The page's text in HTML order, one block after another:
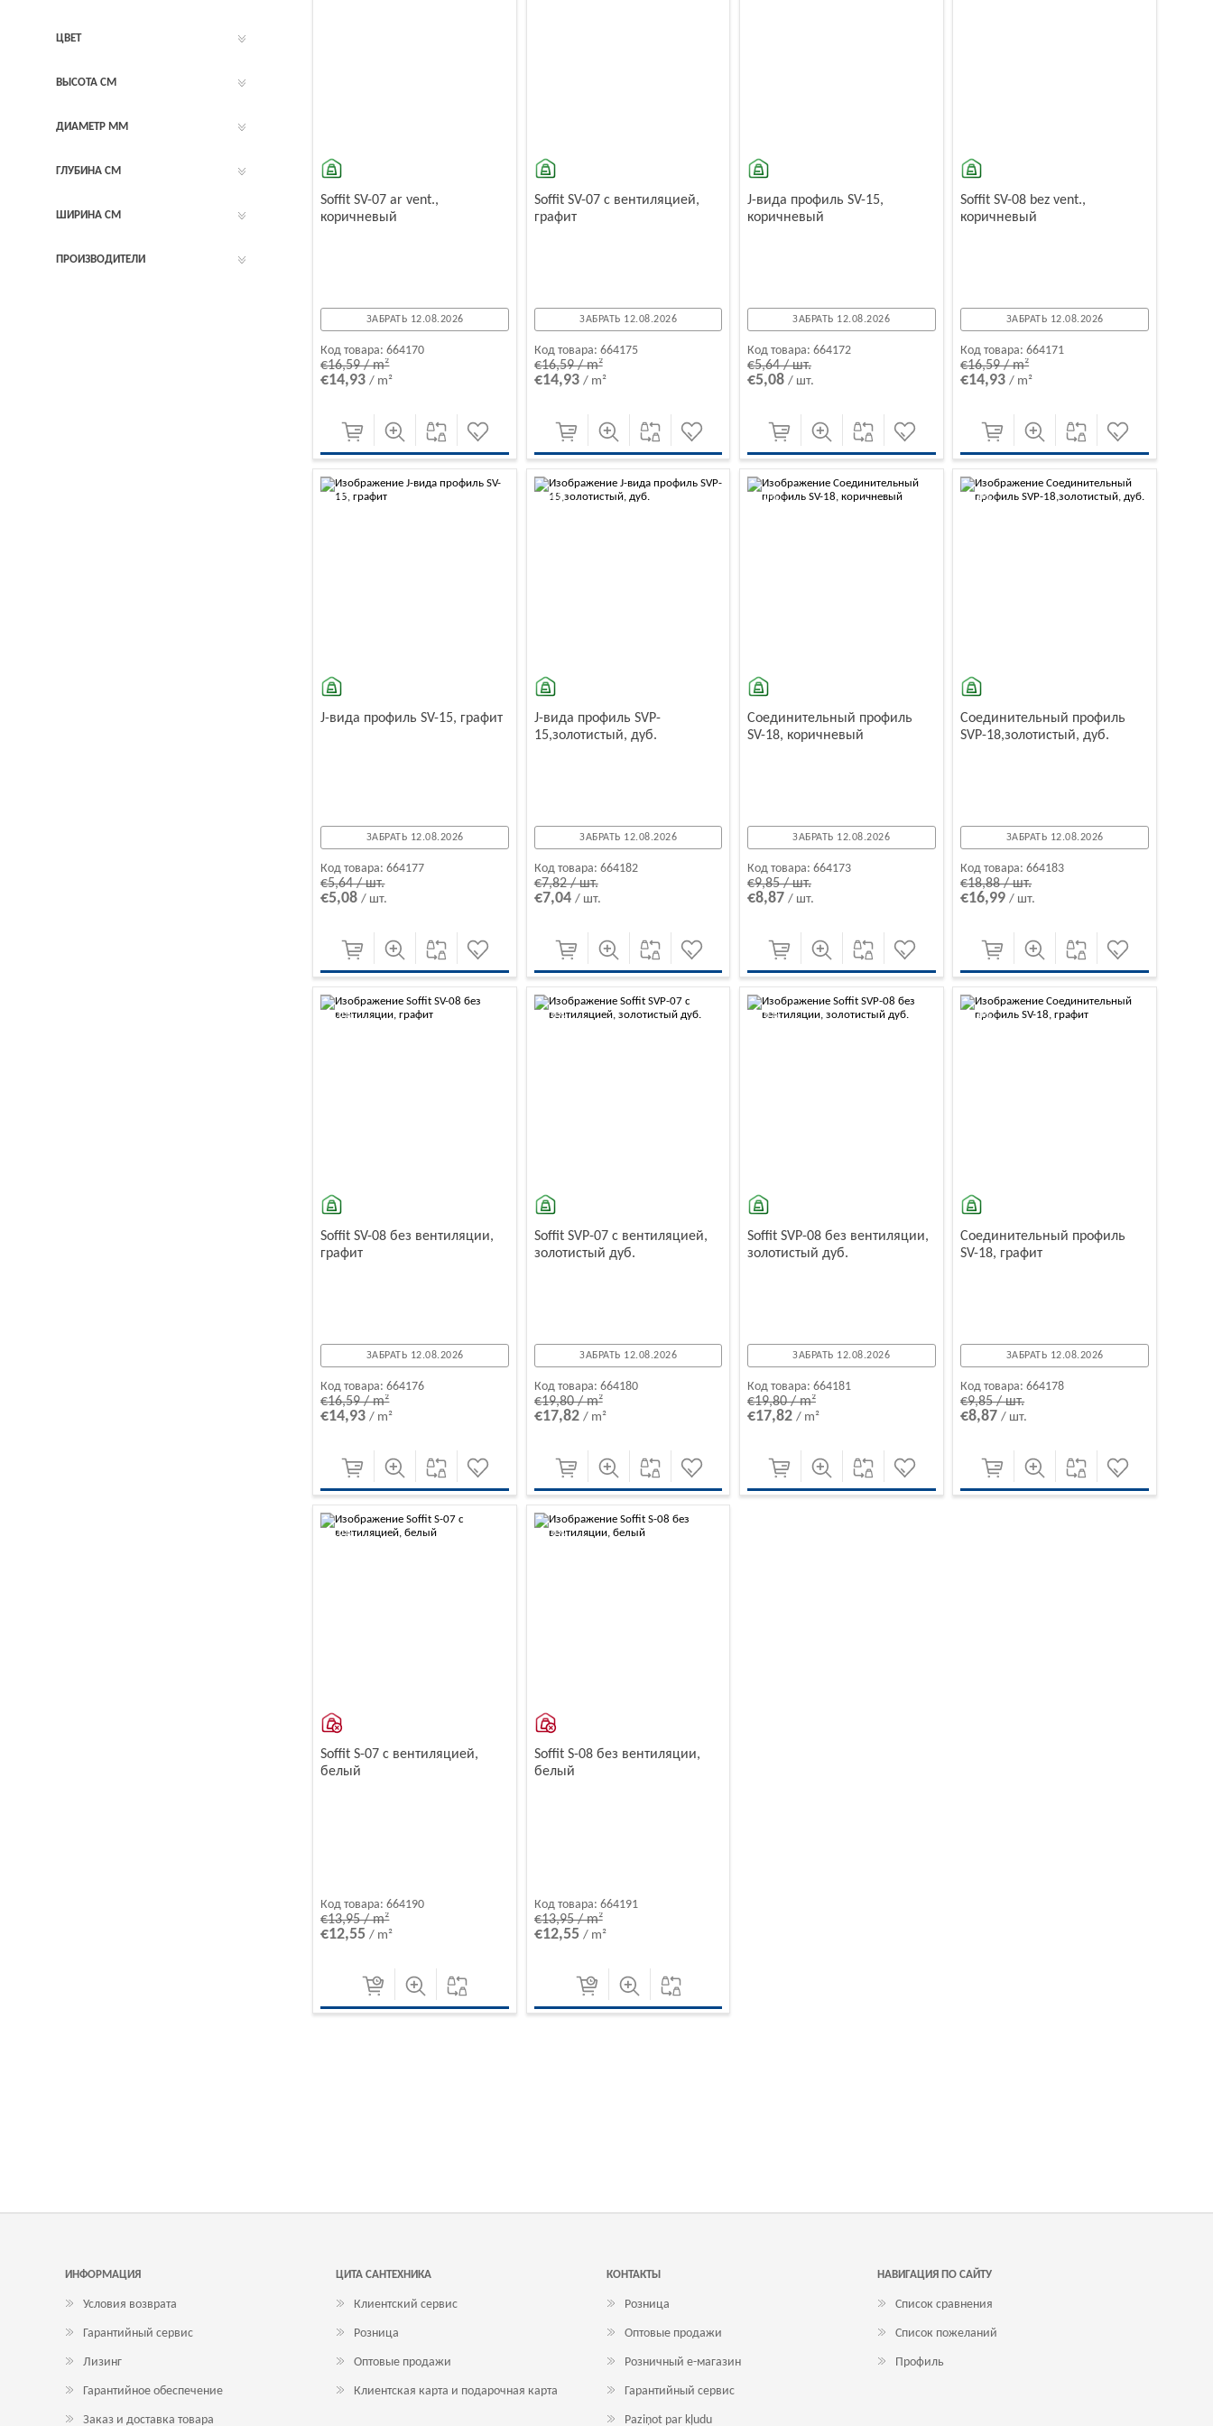
Soffit SV-07 ar vent.,
коричневый
ЗАБРАТЬ 12.08.2026
Код товара: 664170
€16,59 / m²
€14,93/ m²
Soffit SV-07 с вентиляцией,
графит
ЗАБРАТЬ 12.08.2026
Код товара: 664175
€16,59 / m²
€14,93 / m²
J-вида профиль SV-15,
коричневый
ЗАБРАТЬ 12.08.2026
Код товара: 664172
€5,64 / шт.
€5,08 / шт.
Soffit SV-08 bez vent.,
коричневый
ЗАБРАТЬ 12.08.2026
Код товара: 664171
€16,59 / m²
€14,93/ m²
-10%
J-вида профиль SV-15, графит
ЗАБРАТЬ 12.08.2026
Код товара: 664177
€5,64 / шт.
€5,08/ шт.
-10%
J-вида профиль SVP-
15,золотистый, дуб.
ЗАБРАТЬ 12.08.2026
Код товара: 664182
€7,82 / шт.
€7,04 / шт.
-10%
Соединительный профиль
SV-18, коричневый
ЗАБРАТЬ 12.08.2026
Код товара: 664173
€9,85 / шт.
€8,87 / шт.
-10%
Соединительный профиль
SVP-18,золотистый, дуб.
ЗАБРАТЬ 12.08.2026
Код товара: 664183
€18,88 / шт.
€16,99/ шт.
-10%
Soffit SV-08 без вентиляции,
графит
ЗАБРАТЬ 12.08.2026
Код товара: 664176
€16,59 / m²
€14,93/ m²
-10%
Soffit SVP-07 с вентиляцией,
золотистый дуб.
ЗАБРАТЬ 12.08.2026
Код товара: 664180
€19,80 / m²
€17,82 / m²
-10%
Soffit SVP-08 без вентиляции,
золотистый дуб.
ЗАБРАТЬ 12.08.2026
Код товара: 664181
€19,80 / m²
€17,82 / m²
-10%
Соединительный профиль
SV-18, графит
ЗАБРАТЬ 12.08.2026
Код товара: 664178
€9,85 / шт.
€8,87/ шт.
-10%
Soffit S-07 с вентиляцией,
белый
Код товара: 664190
€13,95 / m²
€12,55/ m²
-10%
Soffit S-08 без вентиляции,
белый
Код товара: 664191
€13,95 / m²
€12,55 / m²
ЦВЕТ
ВЫСОТА СМ
ДИАМЕТР ММ
ГЛУБИНА СМ
ШИРИНА CМ
ПРОИЗВОДИТЕЛИ
ИНФОРМАЦИЯ
Условия возврата
Гарантийный сервис
Лизинг
Гарантийное обеспечение
Заказ и доставка товара
ЦИТА САНТЕХНИКА
Клиентский сервис
Розница
Оптовые продажи
Клиентская карта и подарочная карта
КОНТАКТЫ
Розница
Оптовые продажи
Розничный е-магазин
Гарантийный сервис
Paziņot par kļudu
НАВИГАЦИЯ ПО САЙТУ
Список сравнения
Список пожеланий
Профиль